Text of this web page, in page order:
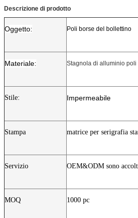
Descrizione di prodotto
Oggetto: Poli borse del bollettino
Materiale: Stagnola di alluminio poli
Stile: Impermeabile
Stampa matrice per serigrafia
Servizio OEM&ODM sono
MOQ 1000 pc